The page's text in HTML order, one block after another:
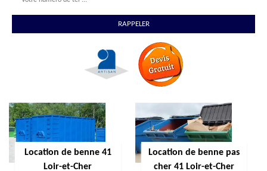
Location de benne 41
Loir-et-Cher
Location de benne pas
cher 41 Loir-et-Cher